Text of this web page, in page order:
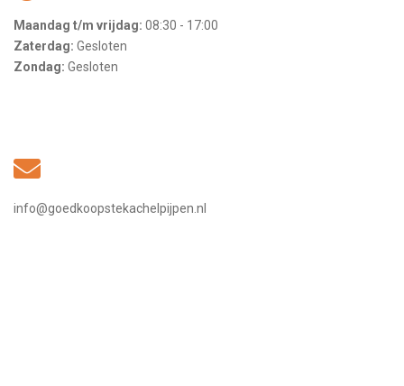
Maandag t/m vrijdag: 08:30 - 17:00
Zaterdag: Gesloten
Zondag: Gesloten
info@goedkoopstekachelpijpen.nl